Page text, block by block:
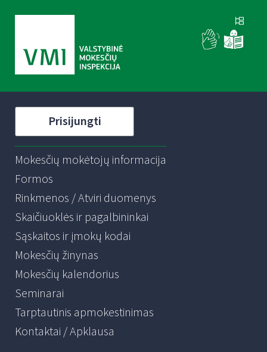
Prisijungti
Mokesčių mokėtojų informacija
Formos
Rinkmenos / Atviri duomenys
Skaičiuoklės ir pagalbininkai
Sąskaitos ir įmokų kodai
Mokesčių žinynas
Mokesčių kalendorius
Seminarai
Tarptautinis apmokestinimas
Kontaktai / Apklausa